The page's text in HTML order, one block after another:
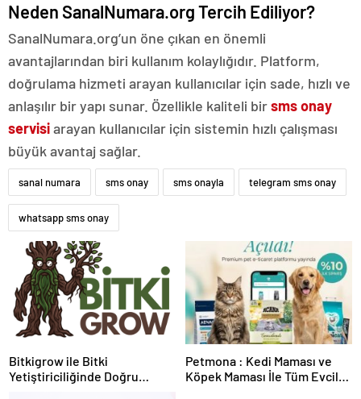
Neden SanalNumara.org Tercih Ediliyor?
SanalNumara.org’un öne çıkan en önemli
avantajlarından biri kullanım kolaylığıdır. Platform,
doğrulama hizmeti arayan kullanıcılar için sade, hızlı ve
anlaşılır bir yapı sunar. Özellikle kaliteli birsms onay
servisiarayan kullanıcılar için sistemin hızlı çalışması
büyük avantaj sağlar.
sanal numara sms onay sms onayla telegram sms onay
whatsapp sms onay
Bitkigrow ile Bitki
Yetiştiriciliğinde Doğru
Petmona : Kedi Maması ve
Köpek Maması İle Tüm Evcil